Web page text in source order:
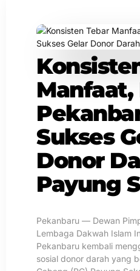
Manfaat,
Sukses
Donor
Payung
Pekanbaru — Dewan
Lembaga Dakwah Islam
Pekanbaru kembali
sosial donor darah yang